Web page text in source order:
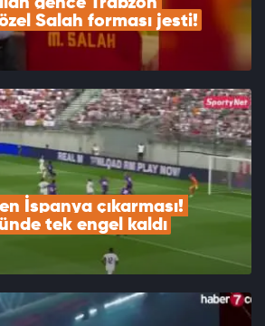
gence Trabzon
Salah forması jesti!
İspanya çıkarması!
tek engel kaldı